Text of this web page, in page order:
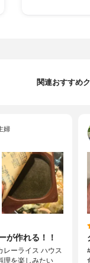
関連おすすめ
婦
が作れる！！
レーライス ハウス
理を楽しみたい